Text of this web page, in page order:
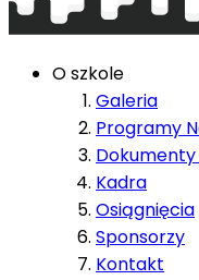
O szkole
Galeria
Programy
Kadra
Osiągnięcia
Sponsorzy
Kontakt